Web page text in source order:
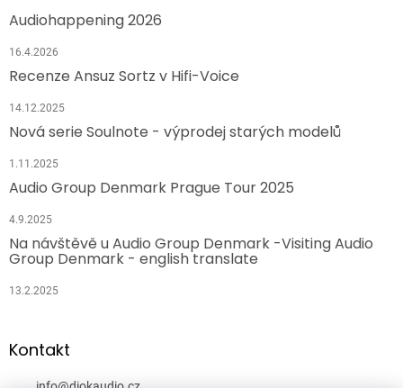
Audiohappening 2026
16.4.2026
Recenze Ansuz Sortz v Hifi-Voice
14.12.2025
Nová serie Soulnote - výprodej starých modelů
1.11.2025
Audio Group Denmark Prague Tour 2025
4.9.2025
Na návštěvě u Audio Group Denmark -Visiting Audio
Group Denmark - english translate
13.2.2025
Kontakt